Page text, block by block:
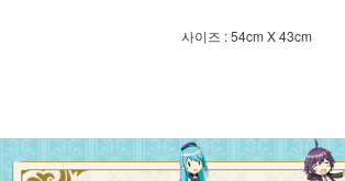
사이즈 : 54cm X 43cm